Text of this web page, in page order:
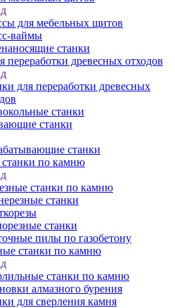
для мебельных щитов
ваймы
станки
переработки древесных отходов
для переработки древесных
станки
станки
станки
станки по камню
станки по камню
станки
станки
пилы по газобетону
станки по камню
станки по камню
алмазного бурения
для сверления камня